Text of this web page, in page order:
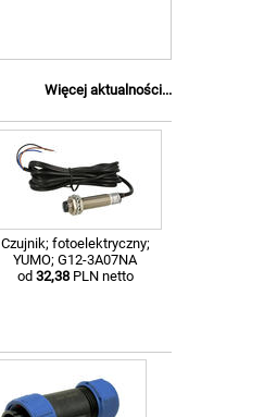
Więcej aktualności...
Czujnik; fotoelektryczny;
YUMO; G12-3A07NA
od 32,38PLN netto